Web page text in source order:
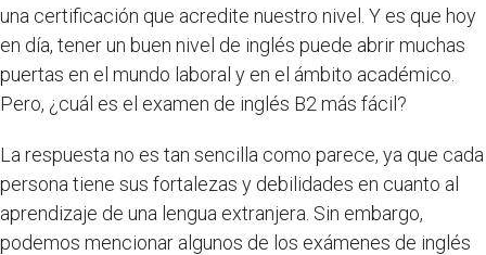
una certificación que acredite nuestro nivel. Y es que hoy
en día, tener un buen nivel de inglés puede abrir muchas
puertas en el mundo laboral y en el ámbito académico.
Pero, ¿cuál es el examen de inglés B2 más fácil?
La respuesta no es tan sencilla como parece, ya que cada
persona tiene sus fortalezas y debilidades en cuanto al
aprendizaje de una lengua extranjera. Sin embargo,
podemos mencionar algunos de los exámenes de inglés